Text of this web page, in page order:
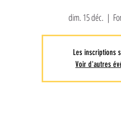
dim. 15 déc.
  |
Les inscriptions
Voir d'autres